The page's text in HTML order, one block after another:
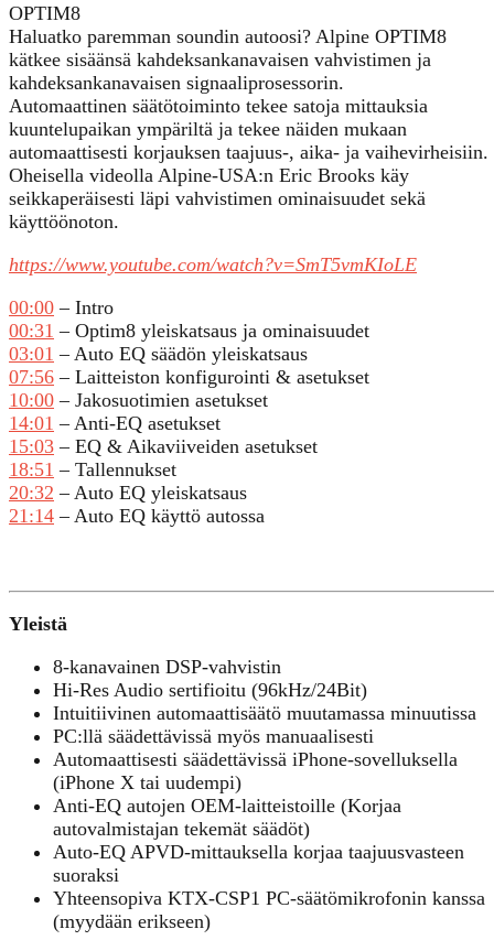
OPTIM8
Haluatko paremman soundin autoosi? Alpine OPTIM8
kätkee sisäänsä kahdeksankanavaisen vahvistimen ja
kahdeksankanavaisen signaaliprosessorin.
Automaattinen säätötoiminto tekee satoja mittauksia
kuuntelupaikan ympäriltä ja tekee näiden mukaan
automaattisesti korjauksen taajuus-, aika- ja vaihevirheisiin.
Oheisella videolla Alpine-USA:n Eric Brooks käy
seikkaperäisesti läpi vahvistimen ominaisuudet sekä
käyttöönoton.
https://www.youtube.com/watch?v=SmT5vmKIoLE
00:00 – Intro
00:31 – Optim8 yleiskatsaus ja ominaisuudet
03:01 – Auto EQ säädön yleiskatsaus
07:56 – Laitteiston konfigurointi & asetukset
10:00 – Jakosuotimien asetukset
14:01 – Anti-EQ asetukset
15:03 – EQ & Aikaviiveiden asetukset
18:51 – Tallennukset
20:32 – Auto EQ yleiskatsaus
21:14 – Auto EQ käyttö autossa
Yleistä
8-kanavainen DSP-vahvistin
Hi-Res Audio sertifioitu (96kHz/24Bit)
Intuitiivinen automaattisäätö muutamassa minuutissa
PC:llä säädettävissä myös manuaalisesti
Automaattisesti säädettävissä iPhone-sovelluksella
(iPhone X tai uudempi)
Anti-EQ autojen OEM-laitteistoille (Korjaa
autovalmistajan tekemät säädöt)
Auto-EQ APVD-mittauksella korjaa taajuusvasteen
suoraksi
Yhteensopiva KTX-CSP1 PC-säätömikrofonin kanssa
(myydään erikseen)